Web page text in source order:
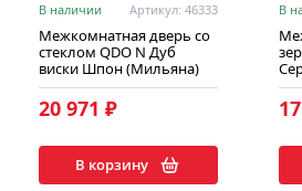
В наличии Артикул: 46333
Межкомнатная дверь со
стеклом QDO N Дуб
виски Шпон (Мильяна)
20 971 ₽
В корзину
В